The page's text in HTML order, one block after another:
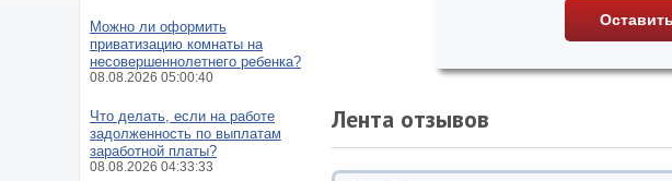
Лента отзывов
Можно ли оформить
приватизацию комнаты на
несовершеннолетнего ребенка?
08.08.2026 05:00:40
Что делать, если на работе
задолженность по выплатам
заработной платы?
08.08.2026 04:33:33